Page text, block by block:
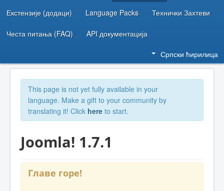
Екстензије (додаци) Language Packs Технички Захтеви
Честа питања (FAQ) API документација
Српски ћирилица
This page is not yet fully available in your
language. Make a gift to your community by
translating it! Click here to start.
Joomla! 1.7.1
Главе горе!